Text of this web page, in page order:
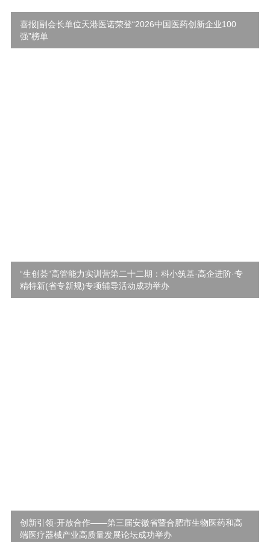
喜报|副会长单位天港医诺荣登“2026中国医药创新企业100
强”榜单
“生创荟”高管能力实训营第二十二期：科小筑基·高企进阶·专
精特新(省专新规)专项辅导活动成功举办
创新引领·开放合作——第三届安徽省暨合肥市生物医药和高
端医疗器械产业高质量发展论坛成功举办